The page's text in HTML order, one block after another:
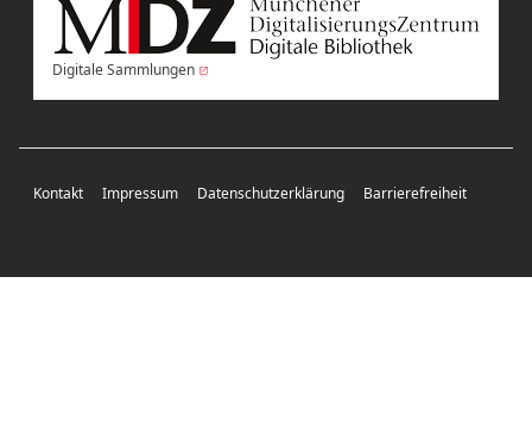
Digitale Sammlungen
Kontakt Impressum Datenschutzerklärung Barrierefreiheit